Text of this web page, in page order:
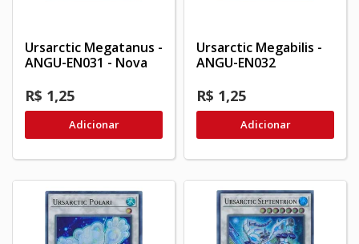
Ursarctic Megatanus -
ANGU-EN031 - Nova
R$ 1,25
Adicionar
Ursarctic Megabilis -
ANGU-EN032
R$ 1,25
Adicionar